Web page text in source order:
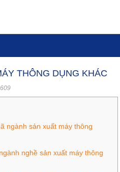
THÔNG DỤNG KHÁC
ngành sản xuất máy thông
nghề sản xuất máy thông